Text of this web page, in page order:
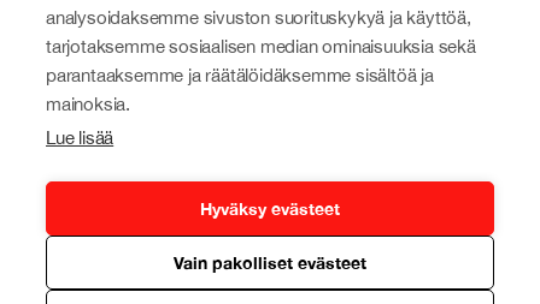
analysoidaksemme sivuston suorituskykyä ja käyttöä,
tarjotaksemme sosiaalisen median ominaisuuksia sekä
parantaaksemme ja räätälöidäksemme sisältöä ja
mainoksia.
Lue lisää
Hyväksy evästeet
Vain pakolliset evästeet
Tokmanni
SPAR Suomi
Click Shoes ja Shoe House
Dollarstore
Big Dollar